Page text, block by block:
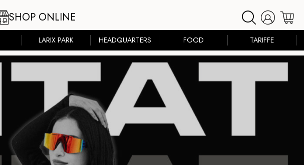
SHOP ONLINE
LARIX PARK HEADQUARTERS FOOD TARIFFE